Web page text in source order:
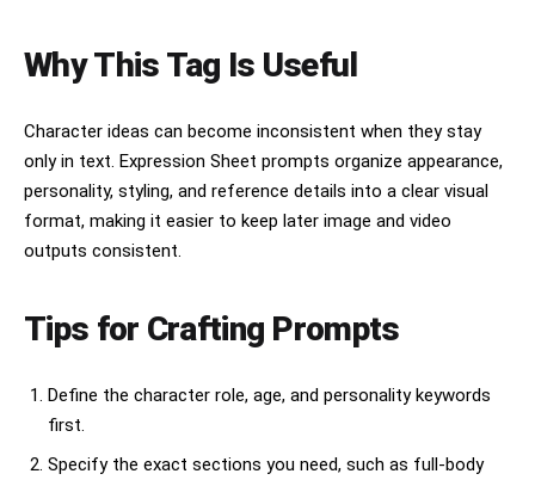
Why This Tag Is Useful
Character ideas can become inconsistent when they stay
only in text. Expression Sheet prompts organize appearance,
personality, styling, and reference details into a clear visual
format, making it easier to keep later image and video
outputs consistent.
Tips for Crafting Prompts
Define the character role, age, and personality keywords
first.
Specify the exact sections you need, such as full-body